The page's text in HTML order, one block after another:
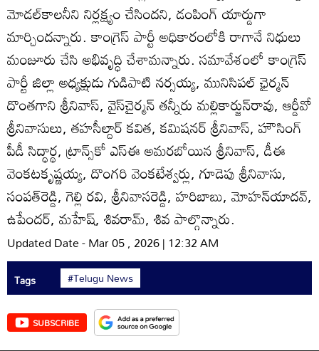
మోడల్‌కాలనీని నిర్లక్ష్యం చేసిందని, డంపింగ్‌ యార్డుగా
మార్చిందన్నారు. కాంగ్రెస్‌ పార్టీ అధికారంలోకి రాగానే నిధులు
మంజూరు చేసి అభివృద్ధి చేశామన్నారు. సమావేశంలో కాంగ్రెస్‌
పార్టీ జిల్లా అధ్యక్షుడు గుడిపాటి నర్సయ్య, మునిసిపల్‌ ఛైర్మన్‌
దొంతగాని శ్రీనివాస్‌, వైస్‌చైర్మన్‌ తన్నీరు మల్లికార్జున్‌రావు, ఆర్డీవో
శ్రీనివాసులు, తహసీల్దార్‌ కవిత, కమిషనర్‌ శ్రీనివాస్‌, హౌసింగ్‌
పీడీ సిద్ధార్థ, ట్రాన్స్‌కో ఎస్‌ఈ అమరబోయిన శ్రీనివాస్‌, డీఈ
వెంకటకృష్ణయ్య, దొంగరి వెంకటేశ్వర్లు, గూడెపు శ్రీనివాసు,
సంపత్‌రెడ్డి, గెల్లి రవి, శ్రీనివాసరెడ్డి, హరిబాబు, మోహన్‌యాదవ్‌,
ఉపేందర్‌, మహేష్‌, శివరామ్‌, శివ పాల్గొన్నారు.
Updated Date - Mar 05 , 2026 | 12:32 AM
Tags #Telugu News
SUBSCRIBE